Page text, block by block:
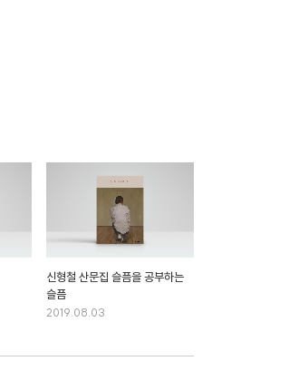
신형철 산문집 슬픔을 공부하는
슬픔
2019.08.03